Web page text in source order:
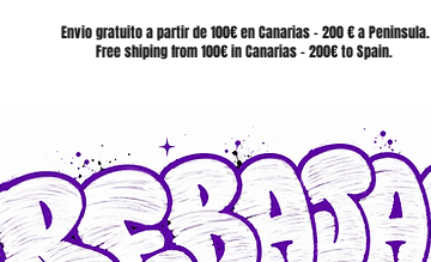
SHOP
Envio gratuito a partir de 100€ en Canarias - 200 € a Peninsula.
Free shiping from 100€ in Canarias - 200€ to Spain.